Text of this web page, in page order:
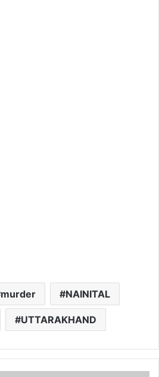
murder NAINITAL
UTTARAKHAND